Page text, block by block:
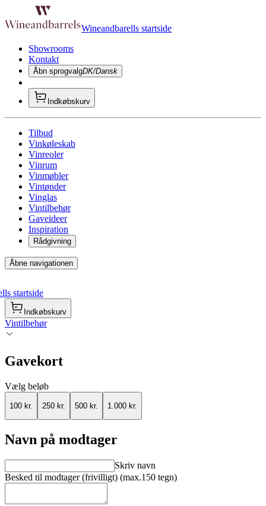
Wineandbarells startside
Showrooms
Kontakt
Åbn sprogvalgDK/Dansk
Indkøbskurv
Tilbud
Vinkøleskab
Vinreoler
Vinrum
Vinmøbler
Vintønder
Vinglas
Vintilbehør
Gaveideer
Inspiration
Rådgivning
Åbne navigationen
startside
Indkøbskurv
Vintilbehør
Gavekort
Vælg beløb
100 kr. 250 kr. 500 kr. 1.000 kr.
Navn på modtager
Skriv navn
Besked til modtager (frivilligt) (max.150 tegn)